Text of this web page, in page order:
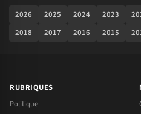
2026 2025 2024 2023
2018
2017 2016 2015
RUBRIQUES
Politique